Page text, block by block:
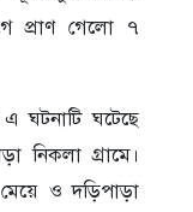
প্রাণ গেলো ৭
এ ঘটনাটি ঘটেছে
নিকলা গ্রামে।
ও দড়িপাড়া